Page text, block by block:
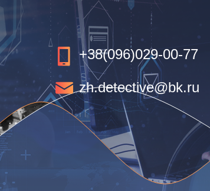
+38(096)029-00-77
zh.detective@bk.ru